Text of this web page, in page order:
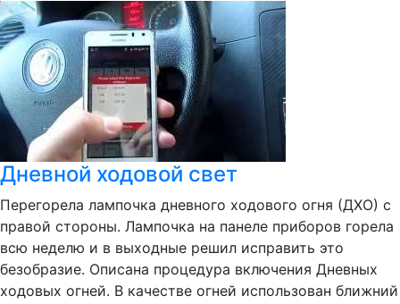
Дневной ходовой свет
Перегорела лампочка дневного ходового огня (ДХО) с
правой стороны. Лампочка на панеле приборов горела
всю неделю и в выходные решил исправить это
безобразие. Описана процедура включения Дневных
ходовых огней. В качестве огней использован ближний